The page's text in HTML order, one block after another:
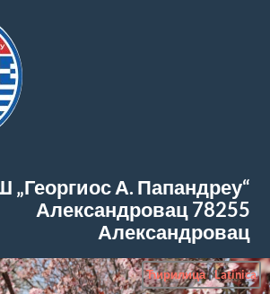
„Георгиос А. Папандреу“
Александровац78255
Александровац
Ћирилица|Latinica